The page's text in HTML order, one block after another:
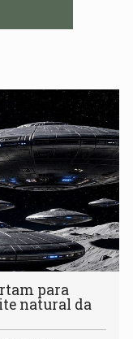
para
natural da